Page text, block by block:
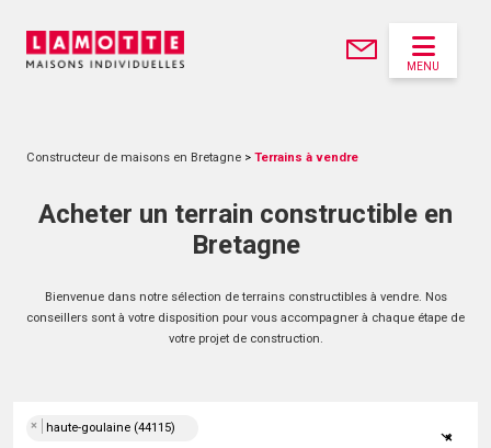
MENU
Constructeur de maisons en Bretagne > Terrains à vendre
Acheter un terrain constructible en
Bretagne
Bienvenue dans notre sélection de terrains constructibles à vendre. Nos
conseillers sont à votre disposition pour vous accompagner à chaque étape de
votre projet de construction.
×
× haute-goulaine (44115)